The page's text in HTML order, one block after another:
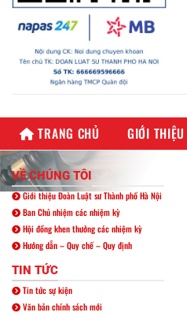
TRANG CHỦ GIỚI THIỆU
VỀ CHÚNG TÔI
Giới thiệu Đoàn Luật sư Thành phố Hà Nội
Ban Chủ nhiệm các nhiệm kỳ
Hội đồng khen thưởng các nhiệm kỳ
Hướng dẫn – Quy chế – Quy định
TIN TỨC
Tin tức sự kiện
Văn bản chính sách mới